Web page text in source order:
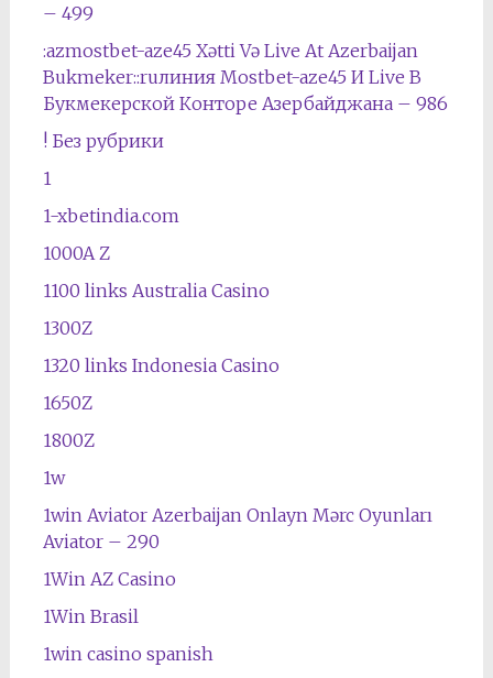
– 499
:azmostbet-aze45 Xətti Və Live At Azerbaijan
Bukmeker::ruлиния Mostbet-aze45 И Live В
Букмекерской Конторе Азербайджана – 986
! Без рубрики
1
1-xbetindia.com
1000A Z
1100 links Australia Casino
1300Z
1320 links Indonesia Casino
1650Z
1800Z
1w
1win Aviator Azerbaijan Onlayn Mərc Oyunları
Aviator – 290
1Win AZ Casino
1Win Brasil
1win casino spanish